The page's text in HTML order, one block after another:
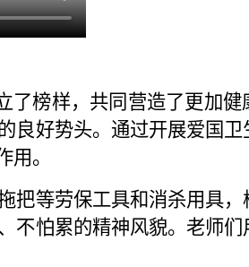
榜样，共同营造了更加健
良好势头。通过开展爱国
。
把等劳保工具和消杀用具
不怕累的精神风貌。老师